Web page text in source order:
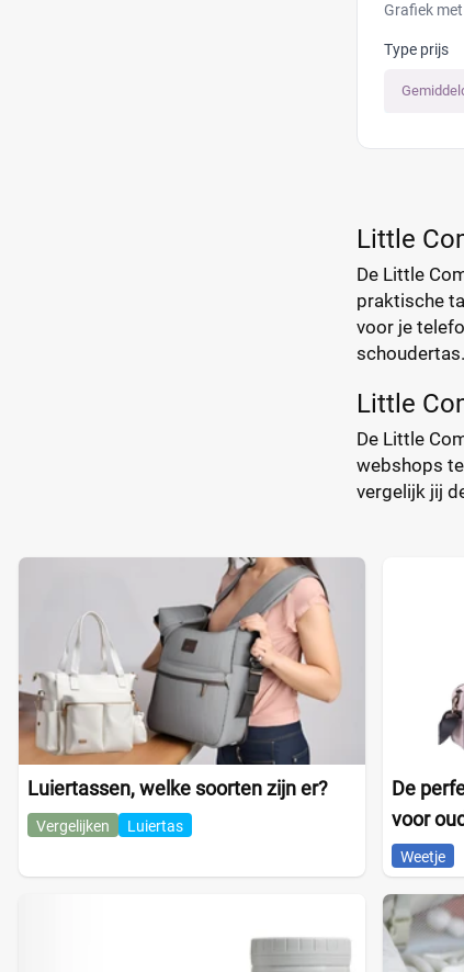
Grafiek
Type prijs
Little
De Little
praktische
voor je
Little
De Little
webshops
vergelijk jij
Luiertassen, welke soorten zijn er?
Vergelijken Luiertas
De
voor
Weetje